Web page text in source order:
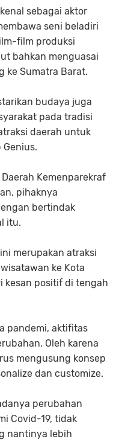
sebagai aktor
seni beladiri
film produksi
bahkan menguasai
ke Sumatra Barat.
budaya juga
pada tradisi
daerah untuk
Kemenparekraf
pihaknya
bertindak
itu.
merupakan atraksi
ke Kota
kesan positif di tengah
pandemi, aktifitas
Oleh karena
mengusung konsep
dan customize.
perubahan
Covid-19, tidak
nantinya lebih